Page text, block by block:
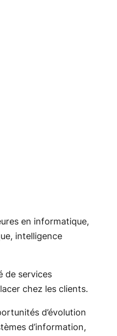
en informatique,
intelligence
de services
chez les clients.
d’évolution
d’information,